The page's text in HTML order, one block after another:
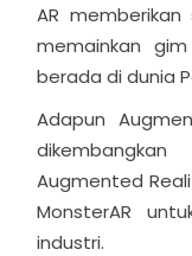
AR
memainkan
berada di dunia
Adapun
Augmented
MonsterAR
industri.